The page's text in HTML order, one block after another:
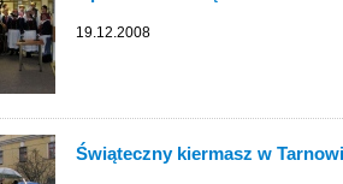
19.12.2008
Świąteczny kiermasz w